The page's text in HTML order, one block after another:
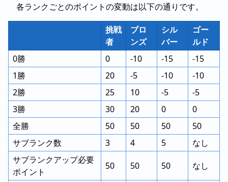
各ランクごとのポイントの変動は以下の通りです。
挑戦
者
ブロ
ンズ
シル
バー
ゴー
ルド
0勝
0 -10 -15
-15
1勝
20 -5 -10
-10
2勝
25 10 -5
-5
3勝
30 20 0
0
全勝
50 50 50
50
サブランク数
3 4 5
なし
サブランクアップ必要
ポイント
50 50 50 なし